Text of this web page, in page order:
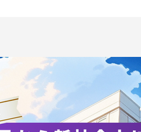
ANAホールディングス株式会